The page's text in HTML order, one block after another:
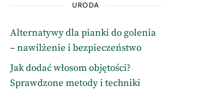
URODA
Alternatywy dla pianki do golenia
– nawilżenie i bezpieczeństwo
Jak dodać włosom objętości?
Sprawdzone metody i techniki